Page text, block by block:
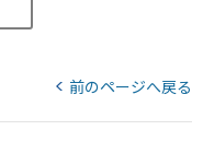
前のページへ戻る